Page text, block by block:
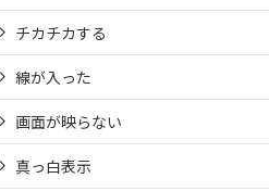
チカチカする
線が入った
画面が映らない
真っ白表示